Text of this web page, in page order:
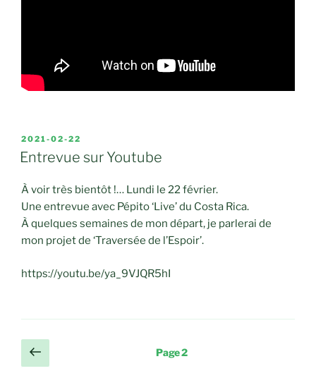
PUBLIÉ
LE
2021-02-22
Entrevue sur Youtube
À voir très bientôt !… Lundi le 22 février.
Une entrevue avec Pépito ‘Live’ du Costa Rica.
À quelques semaines de mon départ, je parlerai de
mon projet de ‘Traversée de l’Espoir’.
https://youtu.be/ya_9VJQR5hI
Pagination
des
Page
précédente
Page2